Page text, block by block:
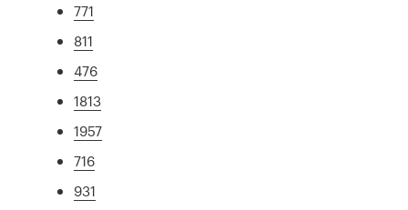
771
811
476
1813
1957
716
931